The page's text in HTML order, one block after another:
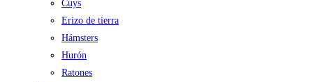
Cuys
Erizo de tierra
Hámsters
Hurón
Ratones